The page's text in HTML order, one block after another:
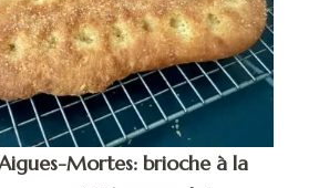
Mortes: brioche à la